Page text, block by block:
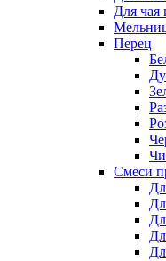
Для чая
Перец
Смеси